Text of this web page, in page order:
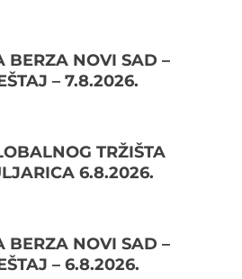
BERZA NOVI SAD –
– 7.8.2026.
TRŽIŠTA
6.8.2026.
BERZA NOVI SAD –
– 6.8.2026.